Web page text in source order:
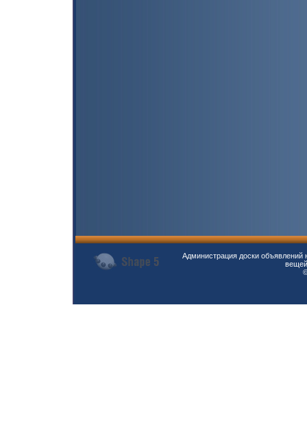
Администрация доски объявлений